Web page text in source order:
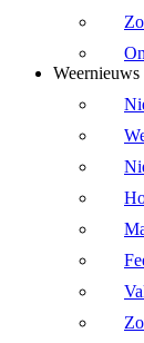
Weernieuws